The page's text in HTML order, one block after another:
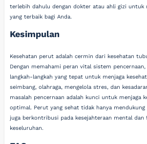
terlebih dahulu dengan dokter atau ahli gizi untuk
yang terbaik bagi Anda.
Kesimpulan
Kesehatan perut adalah cermin dari kesehatan
Dengan memahami peran vital sistem
langkah-langkah yang tepat untuk menjaga
seimbang, olahraga, mengelola stres, dan
masalah pencernaan adalah kunci untuk menjaga
optimal. Perut yang sehat tidak hanya
juga berkontribusi pada kesejahteraan mental dan
keseluruhan.